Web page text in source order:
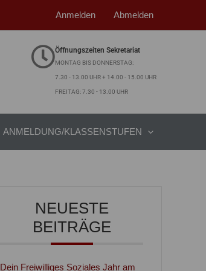
Anmelden Abmelden
Öffnungszeiten Sekretariat
MONTAG BIS DONNERSTAG:
7.30 - 13.00 UHR + 14.00 - 15.00 UHR
FREITAG: 7.30 - 13.00 UHR
ANMELDUNG/KLASSENSTUFEN
NEUESTE
BEITRÄGE
Dein Freiwilliges Soziales Jahr am